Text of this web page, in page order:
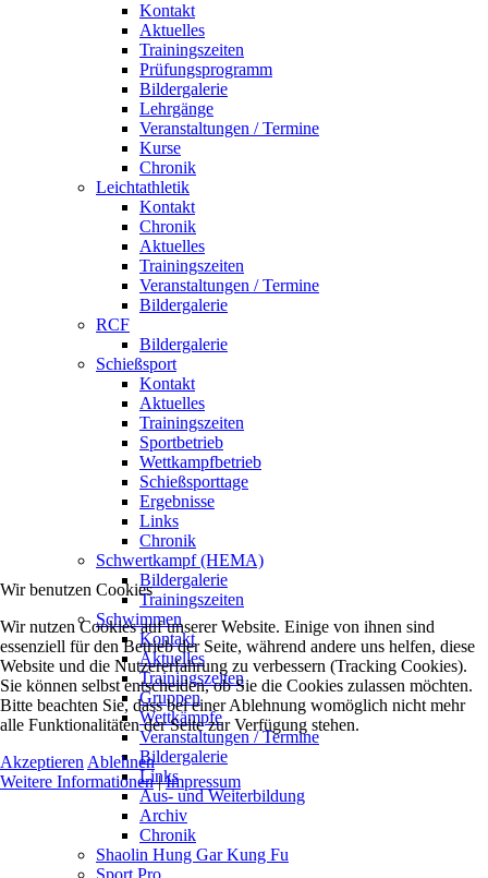
Kontakt
Aktuelles
Trainingszeiten
Prüfungsprogramm
Bildergalerie
Lehrgänge
Veranstaltungen / Termine
Kurse
Chronik
Leichtathletik
Kontakt
Chronik
Aktuelles
Trainingszeiten
Veranstaltungen / Termine
Bildergalerie
RCF
Bildergalerie
Schießsport
Kontakt
Aktuelles
Trainingszeiten
Sportbetrieb
Wettkampfbetrieb
Schießsporttage
Ergebnisse
Links
Chronik
Schwertkampf (HEMA)
Bildergalerie
Trainingszeiten
Schwimmen
Kontakt
Aktuelles
Trainingszeiten
Gruppen
Wettkämpfe
Veranstaltungen / Termine
Bildergalerie
Links
Aus- und Weiterbildung
Archiv
Chronik
Shaolin Hung Gar Kung Fu
Sport Pro
Wir benutzen Cookies
Wir nutzen Cookies auf unserer Website. Einige von ihnen sind
essenziell für den Betrieb der Seite, während andere uns helfen, diese
Website und die Nutzererfahrung zu verbessern (Tracking Cookies).
Sie können selbst entscheiden, ob Sie die Cookies zulassen möchten.
Bitte beachten Sie, dass bei einer Ablehnung womöglich nicht mehr
alle Funktionalitäten der Seite zur Verfügung stehen.
Akzeptieren Ablehnen
Weitere Informationen|Impressum